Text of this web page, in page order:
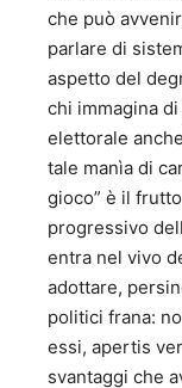
che può
parlare di
aspetto del
chi immagina
elettorale
tale manìa di
gioco” è il
progressivo
entra nel vivo
adottare,
politici frana:
essi, apertis
svantaggi che